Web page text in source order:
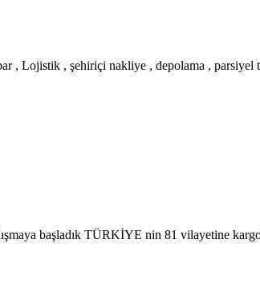
, Lojistik , şehiriçi nakliye , depolama ,
başladık TÜRKİYE nin 81 vilayetine